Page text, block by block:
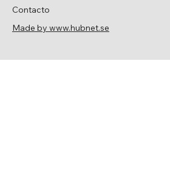
Contacto
Made by www.hubnet.se